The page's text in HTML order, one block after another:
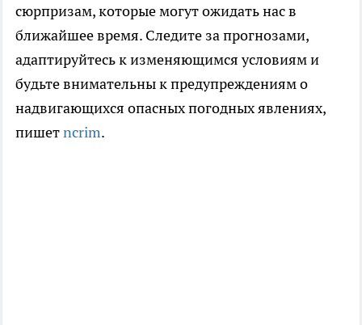
сюрпризам, которые могут ожидать нас в
ближайшее время. Следите за прогнозами,
адаптируйтесь к изменяющимся условиям и
будьте внимательны к предупреждениям о
надвигающихся опасных погодных явлениях,
пишетncrim.